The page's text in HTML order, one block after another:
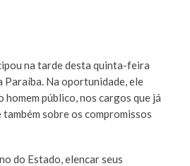
na tarde desta quinta-feira
Paraíba. Na oportunidade, ele
público, nos cargos que já
sobre os compromissos
do Estado, elencar seus